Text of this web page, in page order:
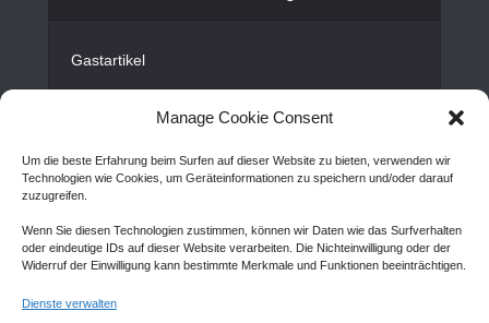
Manage Cookie Consent
Um die beste Erfahrung beim Surfen auf dieser Website zu bieten, verwenden wir
Technologien wie Cookies, um Geräteinformationen zu speichern und/oder darauf
zuzugreifen.
Wenn Sie diesen Technologien zustimmen, können wir Daten wie das Surfverhalten
oder eindeutige IDs auf dieser Website verarbeiten. Die Nichteinwilligung oder der
Widerruf der Einwilligung kann bestimmte Merkmale und Funktionen beeinträchtigen.
Dienste verwalten
Gastartikel
Kontakt
Cookie Policy (EU)
Disclaimer
Impressum
Sitemap